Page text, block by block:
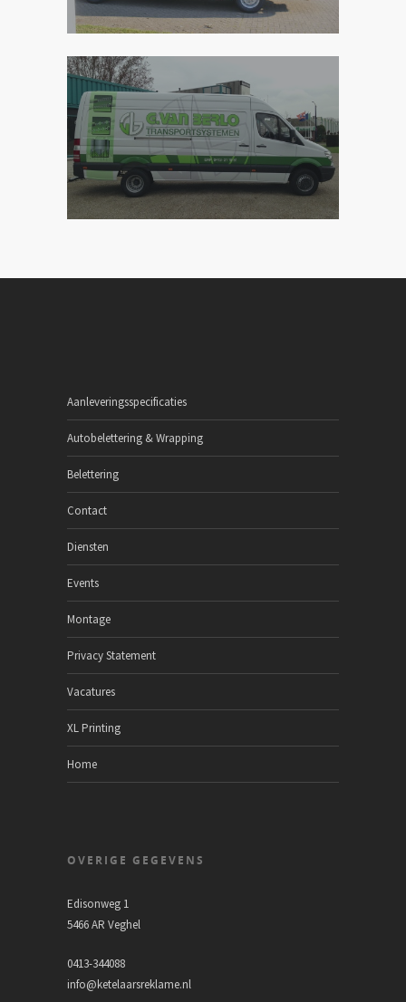
Aanleveringsspecificaties
Autobelettering & Wrapping
Belettering
Contact
Diensten
Events
Montage
Privacy Statement
Vacatures
XL Printing
Home
OVERIGE GEGEVENS
Edisonweg 1
5466 AR Veghel
0413-344088
info@ketelaarsreklame.nl